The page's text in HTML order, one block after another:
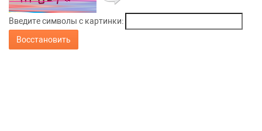
Введите символы с картинки:
Восстановить